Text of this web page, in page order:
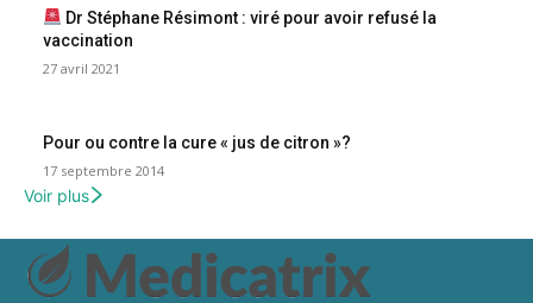
Dr Stéphane Résimont : viré pour avoir refusé la
vaccination
27 avril 2021
Pour ou contre la cure « jus de citron »?
17 septembre 2014
Voir plus